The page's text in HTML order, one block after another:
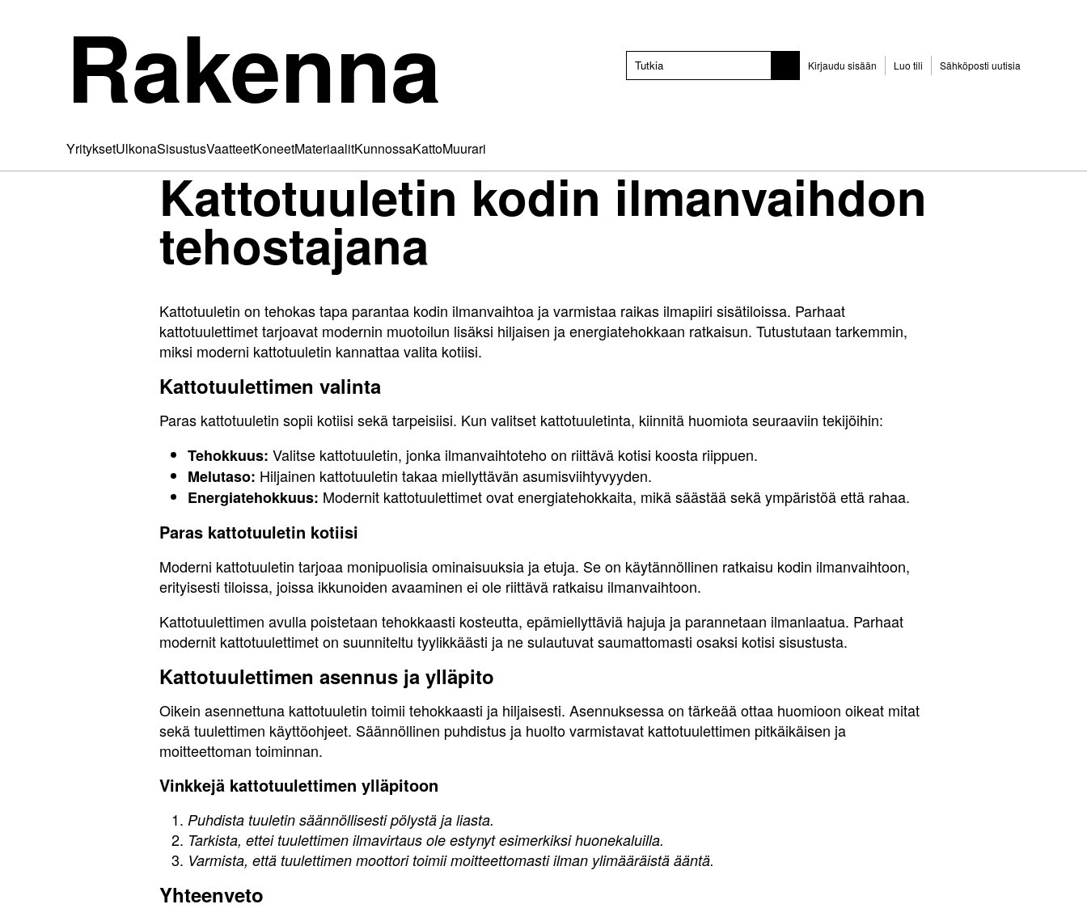
Rakenna Kirjaudu sisään Luo tili Sähköposti uutisia
YrityksetUlkonaSisustusVaatteetKoneetMateriaalitKunnossaKattoMuurari
Kattotuuletin kodin ilmanvaihdon
tehostajana
Kattotuuletin on tehokas tapa parantaa kodin ilmanvaihtoa ja varmistaa raikas ilmapiiri sisätiloissa. Parhaat
kattotuulettimet tarjoavat modernin muotoilun lisäksi hiljaisen ja energiatehokkaan ratkaisun. Tutustutaan tarkemmin,
miksi moderni kattotuuletin kannattaa valita kotiisi.
Kattotuulettimen valinta
Paras kattotuuletin sopii kotiisi sekä tarpeisiisi. Kun valitset kattotuuletinta, kiinnitä huomiota seuraaviin tekijöihin:
Tehokkuus: Valitse kattotuuletin, jonka ilmanvaihtoteho on riittävä kotisi koosta riippuen.
Melutaso: Hiljainen kattotuuletin takaa miellyttävän asumisviihtyvyyden.
Energiatehokkuus: Modernit kattotuulettimet ovat energiatehokkaita, mikä säästää sekä ympäristöä että rahaa.
Paras kattotuuletin kotiisi
Moderni kattotuuletin tarjoaa monipuolisia ominaisuuksia ja etuja. Se on käytännöllinen ratkaisu kodin ilmanvaihtoon,
erityisesti tiloissa, joissa ikkunoiden avaaminen ei ole riittävä ratkaisu ilmanvaihtoon.
Kattotuulettimen avulla poistetaan tehokkaasti kosteutta, epämiellyttäviä hajuja ja parannetaan ilmanlaatua. Parhaat
modernit kattotuulettimet on suunniteltu tyylikkäästi ja ne sulautuvat saumattomasti osaksi kotisi sisustusta.
Kattotuulettimen asennus ja ylläpito
Oikein asennettuna kattotuuletin toimii tehokkaasti ja hiljaisesti. Asennuksessa on tärkeää ottaa huomioon oikeat mitat
sekä tuulettimen käyttöohjeet. Säännöllinen puhdistus ja huolto varmistavat kattotuulettimen pitkäikäisen ja
moitteettoman toiminnan.
Vinkkejä kattotuulettimen ylläpitoon
Puhdista tuuletin säännöllisesti pölystä ja liasta.
Tarkista, ettei tuulettimen ilmavirtaus ole estynyt esimerkiksi huonekaluilla.
Varmista, että tuulettimen moottori toimii moitteettomasti ilman ylimääräistä ääntä.
Yhteenveto